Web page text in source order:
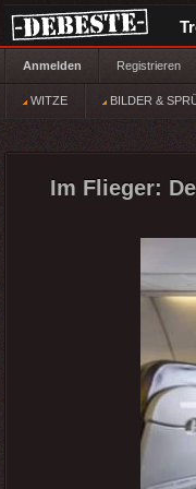
Anmelden Registrieren
WITZE BILDER &
Im Flieger: